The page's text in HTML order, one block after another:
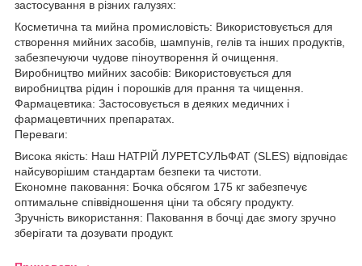
застосування в різних галузях:
Косметична та мийна промисловість: Використовується для
створення мийних засобів, шампунів, гелів та інших продуктів,
забезпечуючи чудове піноутворення й очищення.
Виробництво мийних засобів: Використовується для
виробництва рідин і порошків для прання та чищення.
Фармацевтика: Застосовується в деяких медичних і
фармацевтичних препаратах.
Переваги:
Висока якість: Наш НАТРІЙ ЛУРЕТСУЛЬФАТ (SLES) відповідає
найсуворішим стандартам безпеки та чистоти.
Економне паковання: Бочка обсягом 175 кг забезпечує
оптимальне співвідношення ціни та обсягу продукту.
Зручність використання: Паковання в бочці дає змогу зручно
зберігати та дозувати продукт.